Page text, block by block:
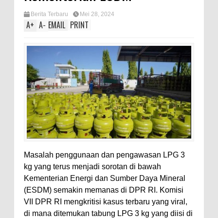
Berita Terbaru Mei 28, 2024
A+ A- EMAIL PRINT
Masalah penggunaan dan pengawasan LPG 3
kg yang terus menjadi sorotan di bawah
Kementerian Energi dan Sumber Daya Mineral
(ESDM) semakin memanas di DPR RI. Komisi
VII DPR RI mengkritisi kasus terbaru yang viral,
di mana ditemukan tabung LPG 3 kg yang diisi di